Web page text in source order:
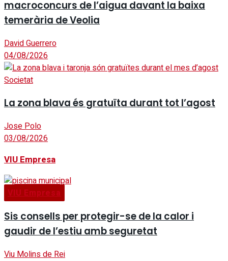
macroconcurs de l’aigua davant la baixa
temerària de Veolia
David Guerrero
04/08/2026
Societat
La zona blava és gratuïta durant tot l’agost
Jose Polo
03/08/2026
VIU Empresa
VIU Empresa
Sis consells per protegir-se de la calor i
gaudir de l’estiu amb seguretat
Viu Molins de Rei